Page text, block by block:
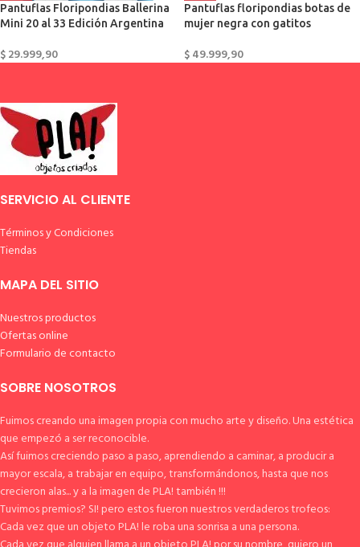
Pantuflas Floripondias Ballerina
Mini 20 al 33 Edición Argentina
$29.999,90
Pantuflas floripondias botas de
mujer negra con gatitos
$49.999,90
SERVICIO AL CLIENTE
Términos y Condiciones
Tiendas
MAPA DEL SITIO
Nuestros productos
Ofertas online
Formulario de contacto
SOBRE NOSOTROS
Fuimos creando una imagen propia con mucho arte y diseño. Una estética
que empezó a ser reconocible.
Así fuimos creciendo paso a paso, aprendiendo a caminar, a producir a
mayor escala, a trabajar en equipo, transformándonos, hasta que nos
crecieron alas... y a la imagen de PLA! también !!!
Tuvimos premios? SI! pero estos fueron nuestros verdaderos trofeos:
Cada vez que un objeto PLA! le roba una sonrisa a una persona.